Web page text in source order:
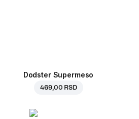
Dodster Supermeso
469,00 RSD